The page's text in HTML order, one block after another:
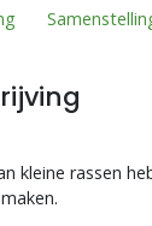
kleine rassen